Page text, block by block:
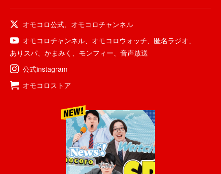
オモコロ公式
オモコロチャンネル
オモコロチャンネル
オモコロウォッチ 匿名ラジオ
ありスパ
かまみく モンフィー
音声放送
公式instagram
オモコロストア